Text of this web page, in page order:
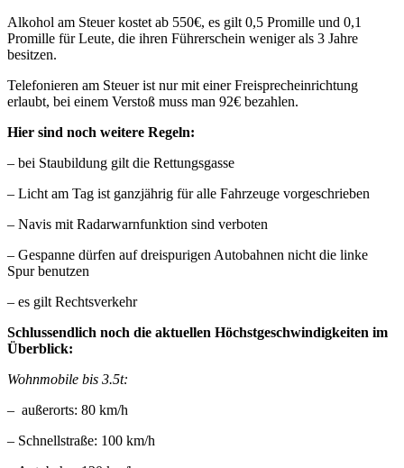
Alkohol am Steuer kostet ab 550€, es gilt 0,5 Promille und 0,1
Promille für Leute, die ihren Führerschein weniger als 3 Jahre
besitzen.
Telefonieren am Steuer ist nur mit einer Freisprecheinrichtung
erlaubt, bei einem Verstoß muss man 92€ bezahlen.
Hier sind noch weitere Regeln:
– bei Staubildung gilt die Rettungsgasse
– Licht am Tag ist ganzjährig für alle Fahrzeuge vorgeschrieben
– Navis mit Radarwarnfunktion sind verboten
– Gespanne dürfen auf dreispurigen Autobahnen nicht die linke
Spur benutzen
– es gilt Rechtsverkehr
Schlussendlich noch die aktuellen Höchstgeschwindigkeiten im
Überblick:
Wohnmobile bis 3.5t:
– außerorts: 80 km/h
– Schnellstraße: 100 km/h